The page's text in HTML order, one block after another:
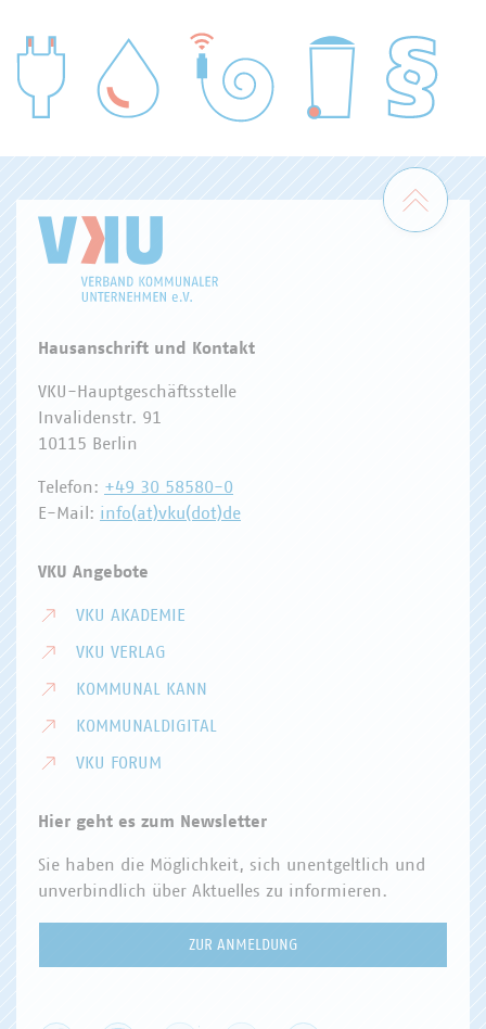
WASSER/ABWASSER
Zum
Hausanschrift und Kontakt
VKU-Hauptgeschäftsstelle
Invalidenstr. 91
10115 Berlin
Telefon: +49 30 58580-0
E-Mail: info(at)vku(dot)de
VKU Angebote
VKU AKADEMIE
VKU VERLAG
KOMMUNAL KANN
KOMMUNALDIGITAL
VKU FORUM
Hier geht es zum Newsletter
Sie haben die Möglichkeit, sich unentgeltlich und
unverbindlich über Aktuelles zu informieren.
ZUR ANMELDUNG